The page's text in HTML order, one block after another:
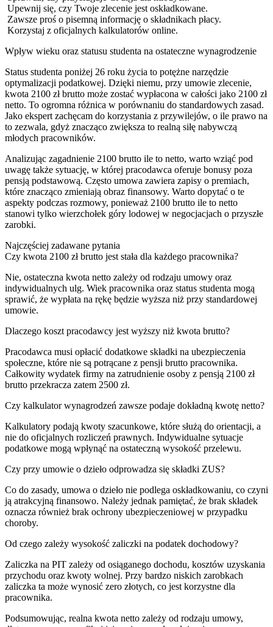
Upewnij się, czy Twoje zlecenie jest oskładkowane.
Zawsze proś o pisemną informację o składnikach płacy.
Korzystaj z oficjalnych kalkulatorów online.
Wpływ wieku oraz statusu studenta na ostateczne wynagrodzenie
Status studenta poniżej 26 roku życia to potężne narzędzie
optymalizacji podatkowej. Dzięki niemu, przy umowie zlecenie,
kwota 2100 zł brutto może zostać wypłacona w całości jako 2100 zł
netto. To ogromna różnica w porównaniu do standardowych zasad.
Jako ekspert zachęcam do korzystania z przywilejów, o ile prawo na
to zezwala, gdyż znacząco zwiększa to realną siłę nabywczą
młodych pracowników.
Analizując zagadnienie 2100 brutto ile to netto, warto wziąć pod
uwagę także sytuację, w której pracodawca oferuje bonusy poza
pensją podstawową. Często umowa zawiera zapisy o premiach,
które znacząco zmieniają obraz finansowy. Warto dopytać o te
aspekty podczas rozmowy, ponieważ 2100 brutto ile to netto
stanowi tylko wierzchołek góry lodowej w negocjacjach o przyszłe
zarobki.
Najczęściej zadawane pytania
Czy kwota 2100 zł brutto jest stała dla każdego pracownika?
Nie, ostateczna kwota netto zależy od rodzaju umowy oraz
indywidualnych ulg. Wiek pracownika oraz status studenta mogą
sprawić, że wypłata na rękę będzie wyższa niż przy standardowej
umowie.
Dlaczego koszt pracodawcy jest wyższy niż kwota brutto?
Pracodawca musi opłacić dodatkowe składki na ubezpieczenia
społeczne, które nie są potrącane z pensji brutto pracownika.
Całkowity wydatek firmy na zatrudnienie osoby z pensją 2100 zł
brutto przekracza zatem 2500 zł.
Czy kalkulator wynagrodzeń zawsze podaje dokładną kwotę netto?
Kalkulatory podają kwoty szacunkowe, które służą do orientacji, a
nie do oficjalnych rozliczeń prawnych. Indywidualne sytuacje
podatkowe mogą wpłynąć na ostateczną wysokość przelewu.
Czy przy umowie o dzieło odprowadza się składki ZUS?
Co do zasady, umowa o dzieło nie podlega oskładkowaniu, co czyni
ją atrakcyjną finansowo. Należy jednak pamiętać, że brak składek
oznacza również brak ochrony ubezpieczeniowej w przypadku
choroby.
Od czego zależy wysokość zaliczki na podatek dochodowy?
Zaliczka na PIT zależy od osiąganego dochodu, kosztów uzyskania
przychodu oraz kwoty wolnej. Przy bardzo niskich zarobkach
zaliczka ta może wynosić zero złotych, co jest korzystne dla
pracownika.
Podsumowując, realna kwota netto zależy od rodzaju umowy,